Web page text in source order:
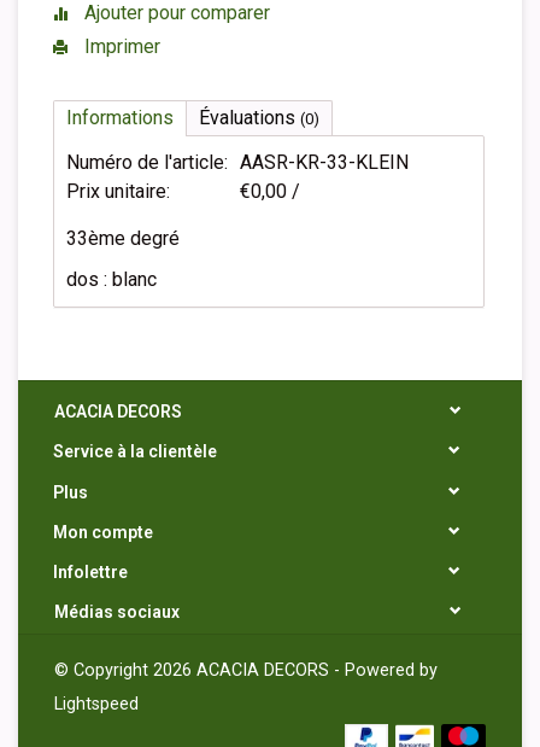
Ajouter pour comparer
Imprimer
Informations Évaluations (0)
Numéro de l'article: AASR-KR-33-KLEIN
Prix unitaire:
€0,00 /
33ème degré
dos : blanc
ACACIA DECORS
Service à la clientèle
Plus
Mon compte
Infolettre
Médias sociaux
© Copyright 2026 ACACIA DECORS - Powered by
Lightspeed